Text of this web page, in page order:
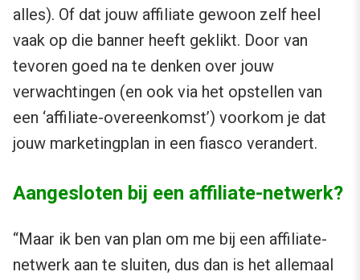
alles). Of dat jouw affiliate gewoon zelf heel
vaak op die banner heeft geklikt. Door van
tevoren goed na te denken over jouw
verwachtingen (en ook via het opstellen van
een ‘affiliate-overeenkomst’) voorkom je dat
jouw marketingplan in een fiasco verandert.
Aangesloten bij een affiliate-netwerk?
“Maar ik ben van plan om me bij een affiliate-
netwerk aan te sluiten, dus dan is het allemaal